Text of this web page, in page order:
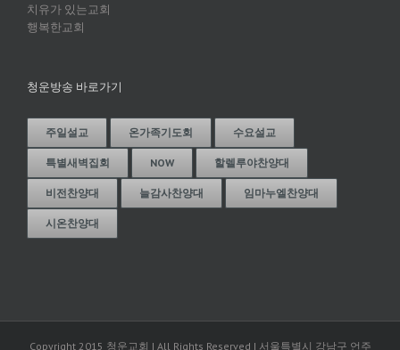
치유가 있는교회
행복한교회
청운방송 바로가기
주일설교 온가족기도회 수요설교
특별새벽집회 NOW 할렐루야찬양대
비전찬양대 늘감사찬양대 임마누엘찬양대
시온찬양대
Copyright 2015 청운교회 | All Rights Reserved | 서울특별시 강남구 언주